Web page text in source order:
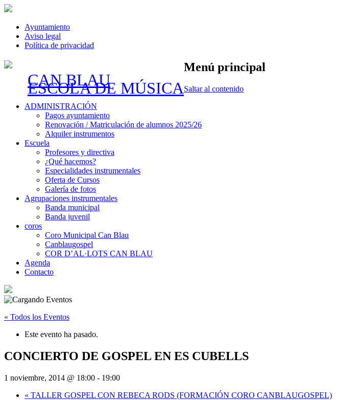
Ayuntamiento
Aviso legal
Política de privacidad
CAN BLAU
ESCOLA DE MÚSICA
Menú principal
Saltar al contenido
ADMINISTRACIÓN
Pagos ayuntamiento
Renovación / Matriculación de alumnos 2025/26
Alquiler instrumentos
Escuela
Profesores y directiva
¿Qué hacemos?
Especialidades instrumentales
Oferta de Cursos
Galería de fotos
Agrupaciones instrumentales
Banda municipal
Banda juvenil
coros
Coro Municipal Can Blau
Canblaugospel
COR D’AL·LOTS CAN BLAU
Agenda
Contacto
« Todos los Eventos
Este evento ha pasado.
CONCIERTO DE GOSPEL EN ES CUBELLS
1 noviembre, 2014 @ 18:00 - 19:00
« TALLER GOSPEL CON REBECA RODS (FORMACIÓN CORO CANBLAUGOSPEL)